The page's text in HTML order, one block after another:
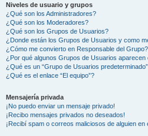
Niveles de usuario y grupos
¿Qué son los Administradores?
¿Qué son los Moderadores?
¿Qué son los Grupos de Usuarios?
¿Donde están los Grupos de Usuarios y como
¿Cómo me convierto en Responsable del Grupo?
¿Por qué algunos Grupos de Usuarios aparecen
¿Qué es un “Grupo de Usuarios
¿Qué es el enlace “El equipo”?
Mensajería privada
¡No puedo enviar un mensaje privado!
¡Recibo mensajes privados no deseados!
¡Recibí spam o correos maliciosos de alguien en